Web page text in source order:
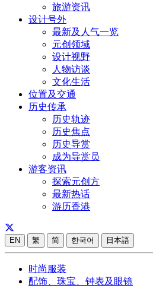
旅游资讯
设计号外
最新及人气一览
元创领域
设计视野
人物访谈
文化生活
位置及交通
历史传承
历史轨迹
历史焦点
历史导赏
成为导赏员
游客资讯
探索元创方
最新热话
游历香港
EN 繁 简 한국어 日本語
时尚服装
配饰、珠宝、钟表及眼镜